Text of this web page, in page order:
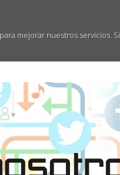
mejorar nuestros servicios.